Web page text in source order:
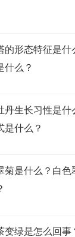
的形态特征是什
什么？
丹生长习性是什
是什么？
菊是什么？白色
变绿是怎么回事